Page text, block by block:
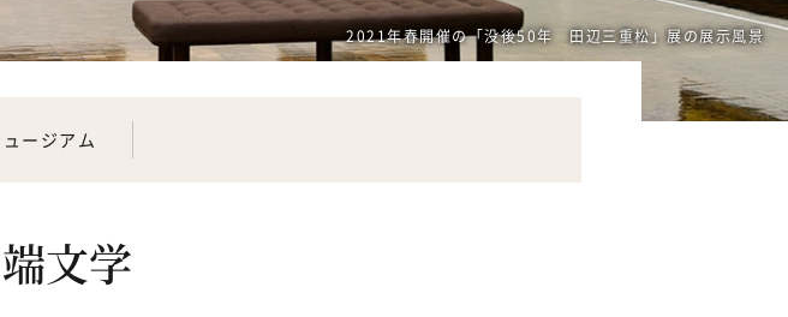
2021年春開催の「没後50年 田辺三重松」展の展示風景
ージアム
文学